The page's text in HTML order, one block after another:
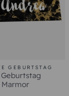
GEBURTSTAG
Marmor